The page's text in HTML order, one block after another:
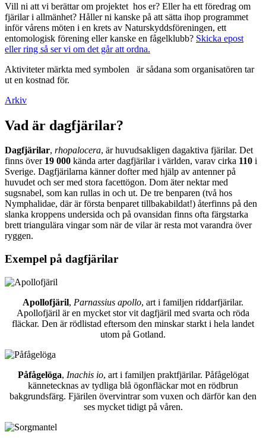
Vill ni att vi berättar om projektet hos er? Eller ha ett föredrag om
fjärilar i allmänhet? Håller ni kanske på att sätta ihop programmet
inför vårens möten i en krets av Naturskyddsföreningen, ett
entomologisk förening eller kanske en fågelklubb? Skicka epost
eller ring så ser vi om det går att ordna.
Aktiviteter märkta med symbolen
är sådana som organisatören tar
ut en kostnad för.
Arkiv
Vad är dagfjärilar?
Dagfjärilar, rhopalocera, är huvudsakligen dagaktiva fjärilar. Det
finns över 19 000 kända arter dagfjärilar i världen, varav cirka 110 i
Sverige. Dagfjärilarna känner dofter med hjälp av antenner på
huvudet och ser med stora facettögon. Dom äter nektar med
sugsnabel, som kan rullas in och ut. De tre benparen (två hos
Nymphalidae, där är första benparet tillbakabildat!) återfinns på den
slanka kroppens undersida och på ovansidan finns ofta färgstarka
brett triangulära vingar som när de vilar är resta mot varandra över
ryggen.
Exempel på dagfjärilar
Apollofjäril, Parnassius apollo, art i familjen riddarfjärilar.
Apollofjäril är en mycket stor vit dagfjäril med svarta och röda
fläckar. Den är rödlistad eftersom den minskar starkt i hela landet
utom på Gotland.
Påfågelöga, Inachis io, art i familjen praktfjärilar. Påfågelögat
kännetecknas av tydliga blå ögonfläckar mot en rödbrun
bakgrundsfärg. Fjärilen övervintrar som vuxen och därför kan den
ses mycket tidigt på våren.